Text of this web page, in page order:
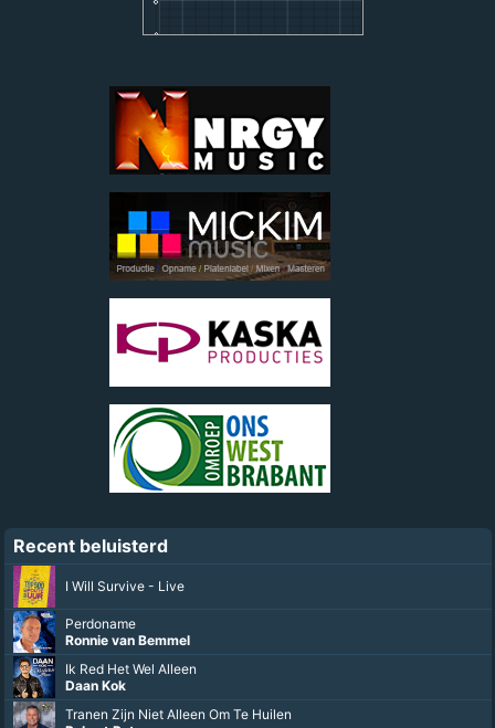
Recent beluisterd
I Will Survive - Live
Perdoname
Ronnie van Bemmel
Ik Red Het Wel Alleen
Daan Kok
Tranen Zijn Niet Alleen Om Te Huilen